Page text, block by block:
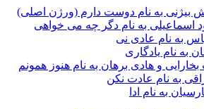
بیژنی به نام دوست دارم (ورژن اصلی)
اسماعیلی به نام دگر چه می خواهی
به نام عادی نی
به نام یادگاری
و هادی برهان به نام هنوز همونم
به نام عادت نکن
به نام ادا